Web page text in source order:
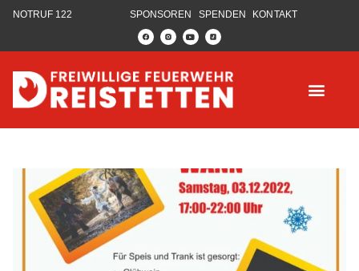
NOTRUF 122 SPONSOREN SPENDEN KONTAKT